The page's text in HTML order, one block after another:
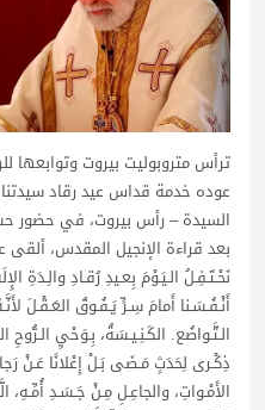
ترأس متروبوليت بيروت وتوابعها
عوده خدمة قداس عيد رقاد سيدتنا
السيدة – رأس بيروت، في حضور
بعد قراءة الإنجيل المقدس، ألقى
نَحْـتَـفِـلُ الـيَـوْمَ بِعـيدِ رُقـادِ والِـدَةِ
أَنْـفُـسَـنا أَمامَ سِـرٍّ يَـفُـوقُ العَـقْـلَ
الـتَّـواضُع. الكَـنِـيـسَةُ، بِـوَحْيِ
ذِكْـرى لِحَدَثٍ مَـضَى بَـلْ إِعْلانًا عَـنْ
الأَمْـواتِ، والجاعِـلِ مِـنْ جَـسَـدِ أُمِّـهِ،